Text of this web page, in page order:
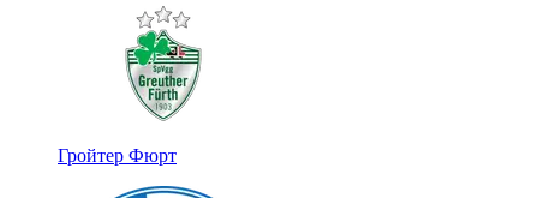
Гройтер Фюрт